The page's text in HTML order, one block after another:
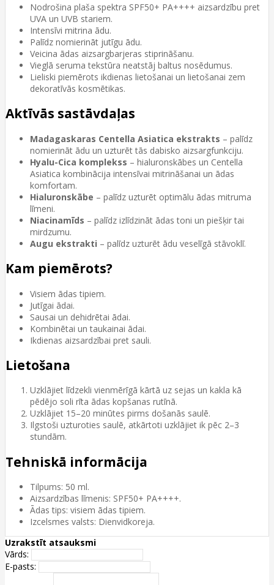
Nodrošina plaša spektra SPF50+ PA++++ aizsardzību pret
UVA un UVB stariem.
Intensīvi mitrina ādu.
Palīdz nomierināt jutīgu ādu.
Veicina ādas aizsargbarjeras stiprināšanu.
Vieglā seruma tekstūra neatstāj baltus nosēdumus.
Lieliski piemērots ikdienas lietošanai un lietošanai zem
dekoratīvās kosmētikas.
Aktīvās sastāvdaļas
Madagaskaras Centella Asiatica ekstrakts – palīdz
nomierināt ādu un uzturēt tās dabisko aizsargfunkciju.
Hyalu-Cica komplekss – hialuronskābes un Centella
Asiatica kombinācija intensīvai mitrināšanai un ādas
komfortam.
Hialuronskābe – palīdz uzturēt optimālu ādas mitruma
līmeni.
Niacinamīds – palīdz izlīdzināt ādas toni un piešķir tai
mirdzumu.
Augu ekstrakti – palīdz uzturēt ādu veselīgā stāvoklī.
Kam piemērots?
Visiem ādas tipiem.
Jutīgai ādai.
Sausai un dehidrētai ādai.
Kombinētai un taukainai ādai.
Ikdienas aizsardzībai pret sauli.
Lietošana
Uzklājiet līdzekli vienmērīgā kārtā uz sejas un kakla kā
pēdējo soli rīta ādas kopšanas rutīnā.
Uzklājiet 15–20 minūtes pirms došanās saulē.
Ilgstoši uzturoties saulē, atkārtoti uzklājiet ik pēc 2–3
stundām.
Tehniskā informācija
Tilpums: 50 ml.
Aizsardzības līmenis: SPF50+ PA++++.
Ādas tips: visiem ādas tipiem.
Izcelsmes valsts: Dienvidkoreja.
Uzrakstīt atsauksmi
Vārds:
E-pasts: